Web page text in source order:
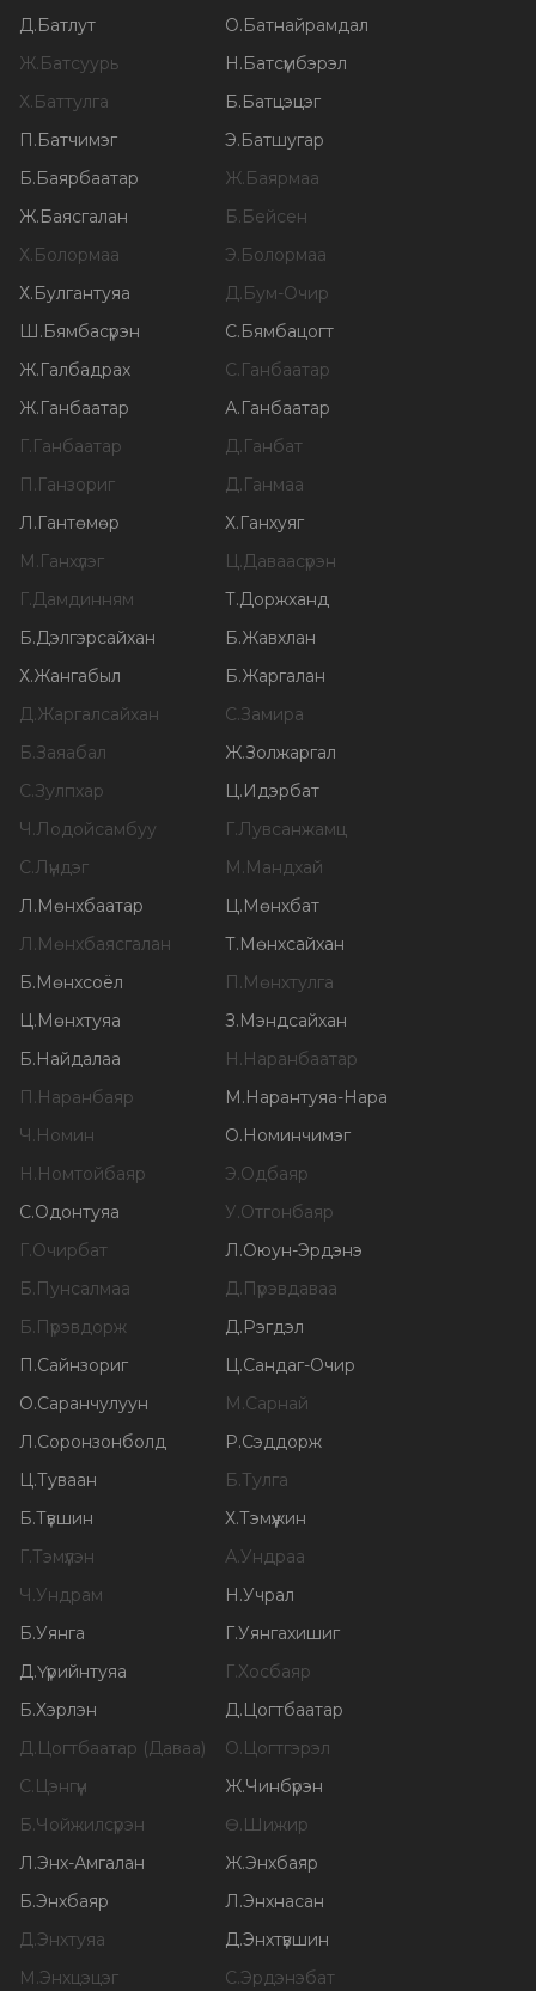
Д. Батлут О. Батнайрамдал
Ж. Батсуурь Н . Батсүмбэрэл
Х. Баттулга Б. Батцэцэг
П . Батчимэг Э. Батшугар
Б. Баярбаатар Ж. Баярмаа
Ж. Баясгалан Б. Бейсен
Х. Болормаа Э. Болормаа
Х. Булгантуяа Д. Бум-Очир
Ш . Бямбасүрэн С. Бямбацогт
Ж. Галбадрах С. Ганбаатар
Ж. Ганбаатар А. Ганбаатар
Г. Ганбаатар Д. Ганбат
П . Ганзориг Д. Ганмаа
Л . Гантөмөр Х. Ганхуяг
М . Ганхүлэг Ц.Даваасүрэн
Г.Дамдинням Т.Доржханд
Б.Дэлгэрсайхан Б.Жавхлан
Х.Жангабыл Б.Жаргалан
Д.Жаргалсайхан С.Замира
Б.Заяабал Ж.Золжаргал
С.Зулпхар Ц. Идэрбат
Ч .Лодойсамбуу Г.Лувсанжамц
С.Лүндэг М . Мандхай
Л . Мөнхбаатар Ц. Мөнхбат
Л . Мөнхбаясгалан Т. Мөнхсайхан
Б. Мөнхсоёл П . Мөнхтулга
Ц. Мөнхтуяа З. Мэндсайхан
Б. Найдалаа Н . Наранбаатар
П . Наранбаяр М . Нарантуяа-Нара
Ч . Номин О. Номинчимэг
Н . Номтойбаяр Э.Одбаяр
С.Одонтуяа У.Отгонбаяр
Г.Очирбат Л .Оюун-Эрдэнэ
Б. Пунсалмаа Д. Пүрэвдаваа
Б. Пүрэвдорж Д. Рэгдэл
П .Сайнзориг Ц.Сандаг-Очир
О.Саранчулуун М .Сарнай
Л .Соронзонболд Р.Сэддорж
Ц.Туваан Б.Тулга
Б.Түвшин Х.Тэмүүжин
Г.Тэмүүлэн А.Ундраа
Ч .Ундрам Н .Учрал
Б.Уянга Г.Уянгахишиг
Д.Үүрийнтуяа Г.Хосбаяр
Б.Хэрлэн Д. Цогтбаатар
Д. Цогтбаатар (Даваа) О. Цогтгэрэл
С. Цэнгүүн Ж.Чинбүрэн
Б.Чойжилсүрэн Ө. Шижир
Л .Энх-Амгалан Ж.Энхбаяр
Б.Энхбаяр Л .Энхнасан
Д.Энхтуяа Д.Энхтүвшин
М .Энхцэцэг С.Эрдэнэбат